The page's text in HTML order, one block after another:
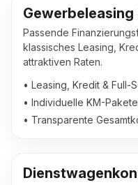
Gewerbeleasing
Passende
klassisches Leasing,
attraktiven Raten.
• Leasing, Kredit & Full-
• Individuelle KM-
• Transparente